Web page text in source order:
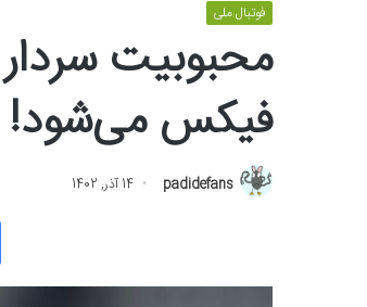
فوتبال ملی
محبوبیت
فیکس می‌شود!
padidefans 14 آذر, 1402